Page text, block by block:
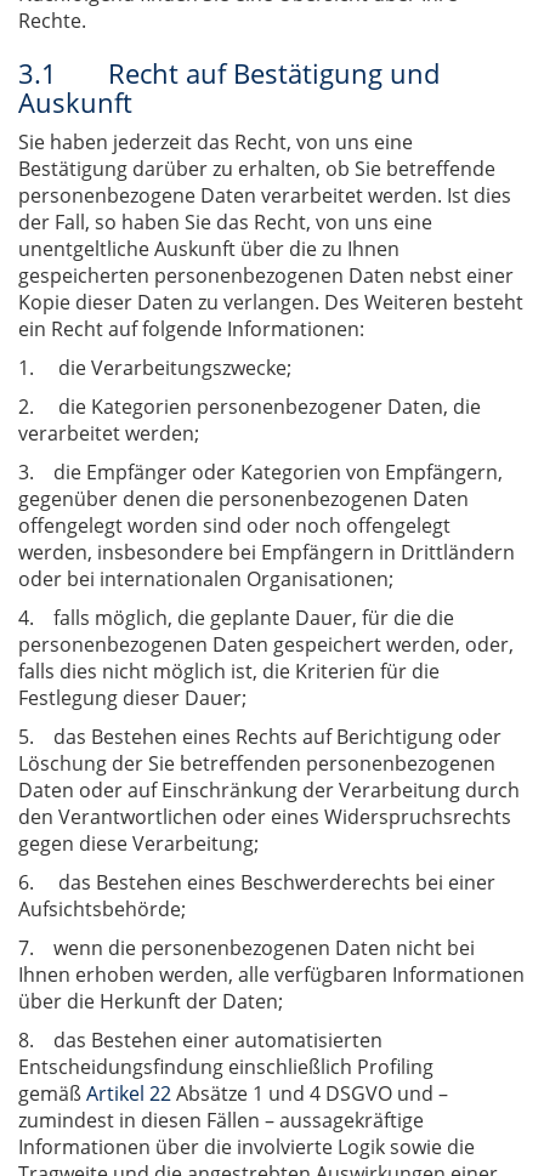
Rechte.
3.1 Recht auf Bestätigung und
Auskunft
Sie haben jederzeit das Recht, von uns eine
Bestätigung darüber zu erhalten, ob Sie betreffende
personenbezogene Daten verarbeitet werden. Ist dies
der Fall, so haben Sie das Recht, von uns eine
unentgeltliche Auskunft über die zu Ihnen
gespeicherten personenbezogenen Daten nebst einer
Kopie dieser Daten zu verlangen. Des Weiteren besteht
ein Recht auf folgende Informationen:
1. die Verarbeitungszwecke;
2. die Kategorien personenbezogener Daten, die
verarbeitet werden;
3. die Empfänger oder Kategorien von Empfängern,
gegenüber denen die personenbezogenen Daten
offengelegt worden sind oder noch offengelegt
werden, insbesondere bei Empfängern in Drittländern
oder bei internationalen Organisationen;
4. falls möglich, die geplante Dauer, für die die
personenbezogenen Daten gespeichert werden, oder,
falls dies nicht möglich ist, die Kriterien für die
Festlegung dieser Dauer;
5. das Bestehen eines Rechts auf Berichtigung oder
Löschung der Sie betreffenden personenbezogenen
Daten oder auf Einschränkung der Verarbeitung durch
den Verantwortlichen oder eines Widerspruchsrechts
gegen diese Verarbeitung;
6. das Bestehen eines Beschwerderechts bei einer
Aufsichtsbehörde;
7. wenn die personenbezogenen Daten nicht bei
Ihnen erhoben werden, alle verfügbaren Informationen
über die Herkunft der Daten;
8. das Bestehen einer automatisierten
Entscheidungsfindung einschließlich Profiling
gemäßArtikel 22Absätze 1 und 4 DSGVO und –
zumindest in diesen Fällen – aussagekräftige
Informationen über die involvierte Logik sowie die